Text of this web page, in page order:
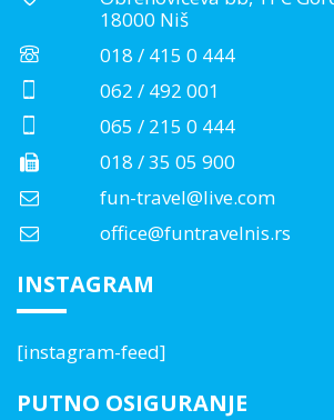
18000 Niš
018 / 415 0 444
062 / 492 001
065 / 215 0 444
018 / 35 05 900
fun-travel@live.com
office@funtravelnis.rs
INSTAGRAM
[instagram-feed]
PUTNO OSIGURANJE